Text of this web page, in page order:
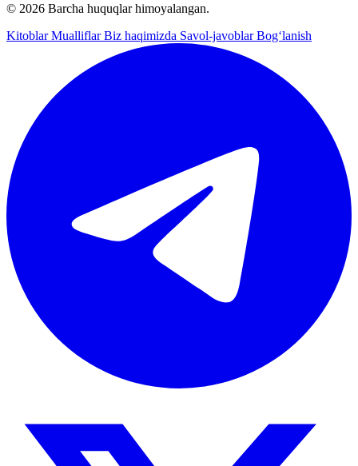
© 2026 Barcha huquqlar himoyalangan.
KitoblarMualliflarBiz haqimizda Savol-javoblarBog‘lanish